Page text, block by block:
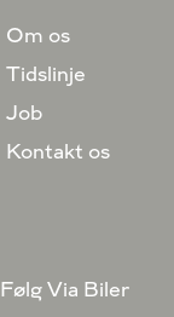
Om os
Tidslinje
Job
Kontakt os
Følg Via Biler